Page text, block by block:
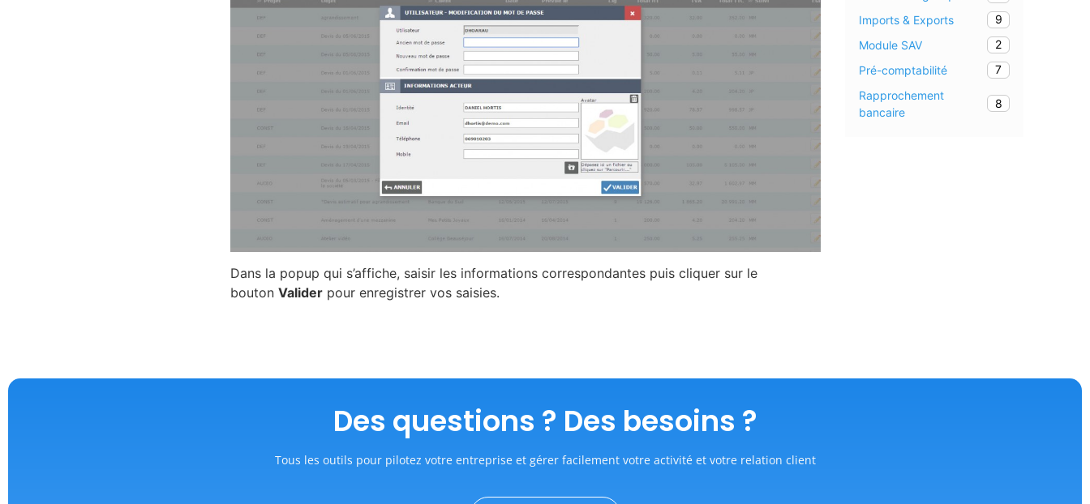
Dans la popup qui s’affiche, saisir les informations correspondantes puis cliquer sur le
bouton Valider pour enregistrer vos saisies.
Imports & Exports
9
Module SAV
2
Pré-comptabilité
7
Rapprochement
bancaire
8
Des questions ? Des besoins ?
Tous les outils pour pilotez votre entreprise et gérer facilement votre activité et votre relation client